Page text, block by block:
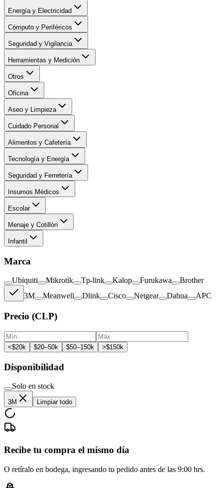
Energía y Electricidad
Cómputo y Periféricos
Seguridad y Vigilancia
Herramientas y Medición
Otros
Oficina
Aseo y Limpieza
Cuidado Personal
Alimentos y Cafetería
Tecnología y Energía
Seguridad y Ferretería
Insumos Médicos
Escolar
Menaje y Cotillón
Infantil
Marca
Ubiquiti Mikrotik Tp-link Kalop Furukawa
Brother
3M
Meanwell Dlink Cisco Netgear Dahua APC
Precio (CLP)
<$20k $20–50k $50–150k >$150k
Disponibilidad
Solo en stock
3M Limpiar todo
Recibe tu compra el mismo día
O retíralo en bodega, ingresando tu pedido antes de las 9:00 hrs.